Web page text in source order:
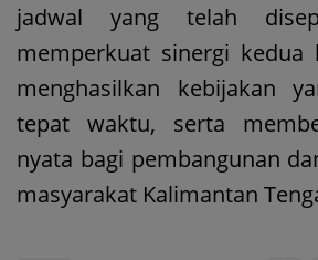
jadwal yang telah
memperkuat sinergi kedua
menghasilkan kebijakan
tepat waktu, serta
nyata bagi pembangunan
masyarakat Kalimantan